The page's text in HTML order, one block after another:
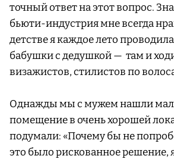
точный ответ на этот вопрос.
бьюти-индустрия мне всегда
детстве я каждое лето
бабушки с дедушкой — там и
визажистов, стилистов по
Однажды мы с мужем нашли
помещение в очень хорошей
подумали: «Почему бы не
это было рискованное решение,